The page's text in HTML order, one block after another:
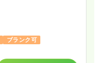
ブランク可